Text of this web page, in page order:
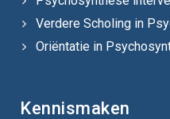
Verdere Scholing in
Oriëntatie in
Kennismaken